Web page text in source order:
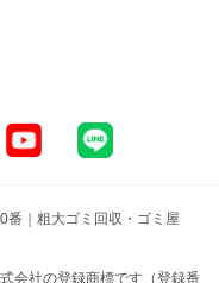
｜粗大ゴミ回収・ゴミ屋
会社の登録商標です（登録番